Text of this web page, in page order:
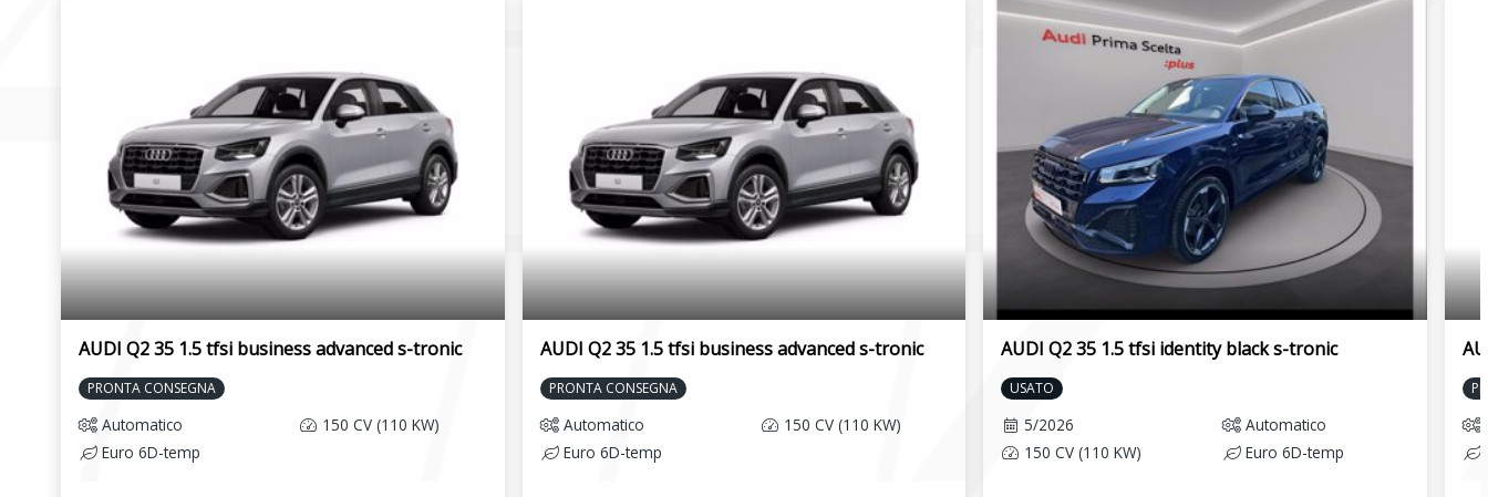
AUDI Q2 35 1.5 tfsi business advanced s-tronic
PRONTA CONSEGNA
Automatico
150 CV (110 KW)
Euro 6D-temp
AUDI Q2 35 1.5 tfsi business advanced s-tronic
PRONTA CONSEGNA
Automatico
150 CV (110 KW)
Euro 6D-temp
AUDI Q2 35 1.5 tfsi identity black s-tronic
USATO
5/2026
Automatico
150 CV (110 KW)
Euro 6D-temp